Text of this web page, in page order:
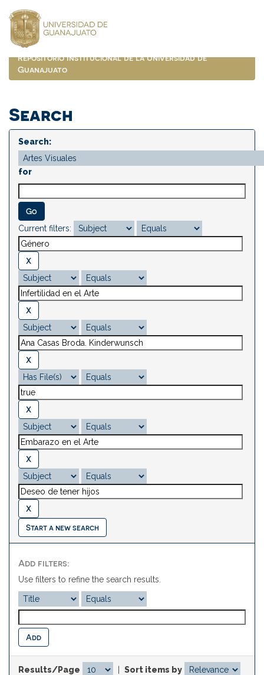
navigation
Repositorio Institucional de la Universidad de
Guanajuato
Search
Search:
for
Current filters:
Start a new search
Add filters:
Use filters to refine the search results.
Results/Page
Sort items by